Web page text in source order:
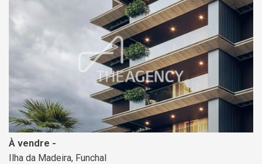
À vendre -
Ilha da Madeira, Funchal